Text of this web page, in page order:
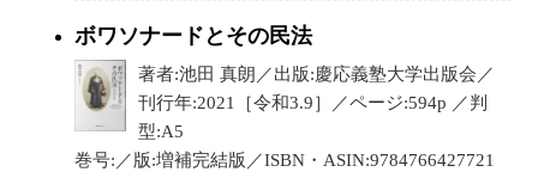
ボワソナードとその民法
著者:池田 真朗／出版:慶応義塾大学出版会／
刊行年:2021［令和3.9］／ページ:594p ／判
型:A5
巻号:／版:増補完結版／ISBN・ASIN:9784766427721